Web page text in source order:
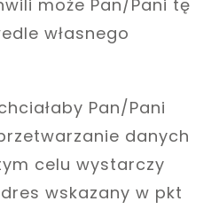
może Pan/Pani tę
własnego
Pan/Pani
danych
celu wystarczy
wskazany w pkt